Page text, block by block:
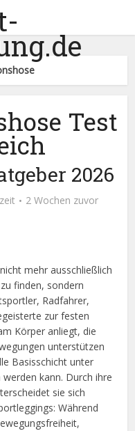
Test
2026
2 Wochen zuvor
mehr ausschließlich
finden, sondern
Radfahrer,
zur festen
Körper anliegt, die
unterstützen
Basisschicht unter
kann. Durch ihre
sie sich
Während